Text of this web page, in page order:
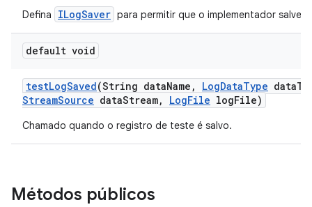
Defina ILogSaver para permitir que o implementador salve
default void
testLogSaved(String dataName , LogDataType data
StreamSource dataStream, LogFile logFile)
Chamado quando o registro de teste é salvo.
Métodos públicos